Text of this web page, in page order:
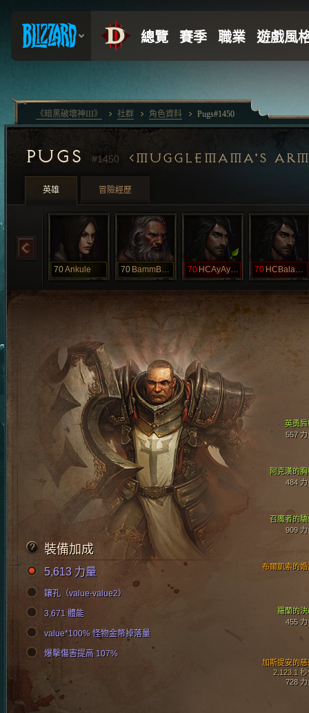
PUGS #1450 MUGGLEMAMA'S
英雄 冒險經歷
70Ankule 70 BammBamm 70 HCAyAyRon 70 HCBalakay
阿克漢的胸
484 力
召魔者的驕
909 力
英勇肩
557 力
羅蘭的決
455 力
加斯提安的慈
2,123.1 秒
728 力
布爾凱索的婚
裝備加成
5,613 力量
鑲孔（value-value2）
3,671 體能
value*100% 怪物金幣掉落量
爆擊傷害提高 107%
《暗黑破壞神III》 社群 角色資料 Pugs#1450